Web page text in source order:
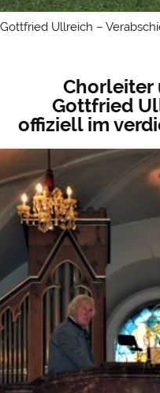
Ullreich –
Chorleiter
Gottfried
offiziell im